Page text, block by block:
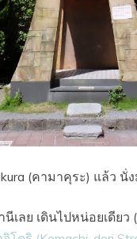
(คามาคุระ) แล้ว นั่
เลย เดินไปหน่อยเดียว